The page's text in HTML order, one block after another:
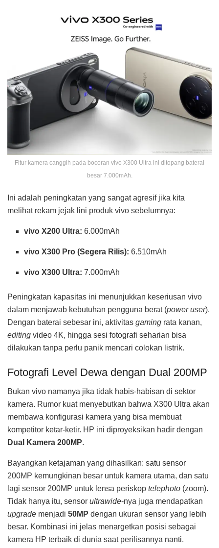
Fitur kamera canggih pada bocoran vivo X300 Ultra ini ditopang baterai
besar 7.000mAh.
Ini adalah peningkatan yang sangat agresif jika kita
melihat rekam jejak lini produk vivo sebelumnya:
vivo X200 Ultra: 6.000mAh
vivo X300 Pro (Segera Rilis): 6.510mAh
vivo X300 Ultra: 7.000mAh
Peningkatan kapasitas ini menunjukkan keseriusan vivo
dalam menjawab kebutuhan pengguna berat (power user).
Dengan baterai sebesar ini, aktivitas gaming rata kanan,
editing video 4K, hingga sesi fotografi seharian bisa
dilakukan tanpa perlu panik mencari colokan listrik.
Fotografi Level Dewa dengan Dual 200MP
Bukan vivo namanya jika tidak habis-habisan di sektor
kamera. Rumor kuat menyebutkan bahwa X300 Ultra akan
membawa konfigurasi kamera yang bisa membuat
kompetitor ketar-ketir. HP ini diproyeksikan hadir dengan
Dual Kamera 200MP.
Bayangkan ketajaman yang dihasilkan: satu sensor
200MP kemungkinan besar untuk kamera utama, dan satu
lagi sensor 200MP untuk lensa periskop telephoto (zoom).
Tidak hanya itu, sensor ultrawide-nya juga mendapatkan
upgrade menjadi 50MP dengan ukuran sensor yang lebih
besar. Kombinasi ini jelas menargetkan posisi sebagai
kamera HP terbaik di dunia saat perilisannya nanti.